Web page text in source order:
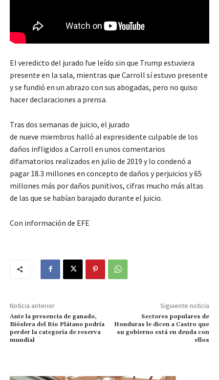
El veredicto del jurado fue leído sin que Trump estuviera
presente en la sala, mientras que Carroll sí estuvo presente
y se fundió en un abrazo con sus abogadas, pero no quiso
hacer declaraciones a prensa.
Tras dos semanas de juicio, el jurado
de nueve miembros halló al expresidente culpable de los
daños infligidos a Carroll en unos comentarios
difamatorios realizados en julio de 2019 y lo condenó a
pagar 18.3 millones en concepto de daños y perjuicios y 65
millones más por daños punitivos, cifras mucho más altas
de las que se habían barajado durante el juicio.
Con información de EFE
Noticia anterior
Ante la presencia de ganado,
Biósfera del Río Plátano podría
perder la categoría de reserva
mundial
Siguiente noticia
Sectores populares de
Honduras le dicen a Castro que
su gobierno está en deuda con
ellos